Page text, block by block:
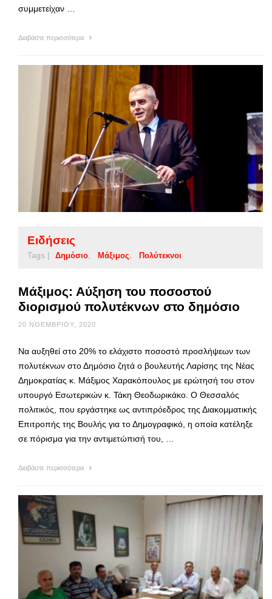
συμμετείχαν …
Διαβάστε περισσότερα
Ειδήσεις
Tags | Δημόσιο Μάξιμος Πολύτεκνοι
Μάξιμος: Αύξηση του ποσοστού
διορισμού πολυτέκνων στο δημόσιο
20 ΝΟΕΜΒΡΊΟΥ, 2020
Να αυξηθεί στο 20% το ελάχιστο ποσοστό προσλήψεων των
πολυτέκνων στο Δημόσιο ζητά ο βουλευτής Λαρίσης της Νέας
Δημοκρατίας κ. Μάξιμος Χαρακόπουλος με ερώτησή του στον
υπουργό Εσωτερικών κ. Τάκη Θεοδωρικάκο. Ο Θεσσαλός
πολιτικός, που εργάστηκε ως αντιπρόεδρος της Διακομματικής
Επιτροπής της Βουλής για το Δημογραφικό, η οποία κατέληξε
σε πόρισμα για την αντιμετώπισή του, …
Διαβάστε περισσότερα